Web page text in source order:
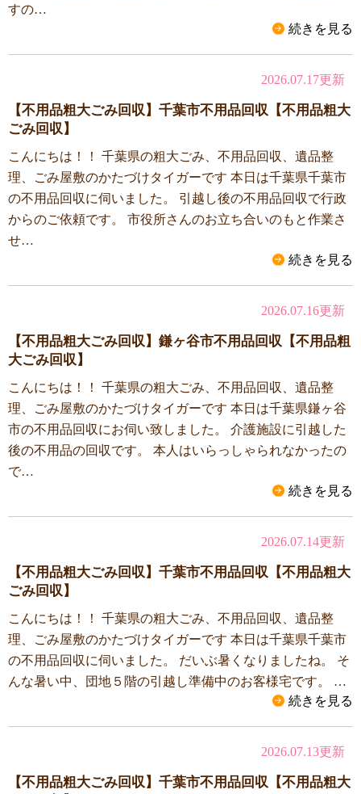
すの…
続きを見る
2026.07.17更新
【不用品粗大ごみ回収】千葉市不用品回収【不用品粗大
ごみ回収】
こんにちは！！ 千葉県の粗大ごみ、不用品回収、遺品整
理、ごみ屋敷のかたづけタイガーです 本日は千葉県千葉市
の不用品回収に伺いました。 引越し後の不用品回収で行政
からのご依頼です。 市役所さんのお立ち合いのもと作業さ
せ…
続きを見る
2026.07.16更新
【不用品粗大ごみ回収】鎌ヶ谷市不用品回収【不用品粗
大ごみ回収】
こんにちは！！ 千葉県の粗大ごみ、不用品回収、遺品整
理、ごみ屋敷のかたづけタイガーです 本日は千葉県鎌ヶ谷
市の不用品回収にお伺い致しました。 介護施設に引越した
後の不用品の回収です。 本人はいらっしゃられなかったの
で…
続きを見る
2026.07.14更新
【不用品粗大ごみ回収】千葉市不用品回収【不用品粗大
ごみ回収】
こんにちは！！ 千葉県の粗大ごみ、不用品回収、遺品整
理、ごみ屋敷のかたづけタイガーです 本日は千葉県千葉市
の不用品回収に伺いました。 だいぶ暑くなりましたね。 そ
んな暑い中、団地５階の引越し準備中のお客様宅です。 …
続きを見る
2026.07.13更新
【不用品粗大ごみ回収】千葉市不用品回収【不用品粗大